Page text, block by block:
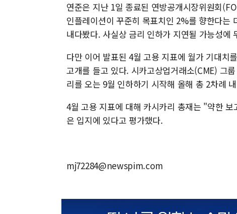
연준은 지난 1일 종료된 연방공개시장위원회
인플레이션이 꾸준히 목표치인 2%를 향한다는
내다봤다. 사실상 금리 인하가 지연될 가능성에
다만 이어 발표된 4월 고용 지표에 월가 기대치
고개를 들고 있다. 시카고상업거래소(CME) 그
리를 오는 9월 인하하기 시작해 올해 총 2차례
4월 고용 지표에 대해 카시카리 총재는 "약한
은 입지에 있다고 평가했다.
mj72284@newspim.com